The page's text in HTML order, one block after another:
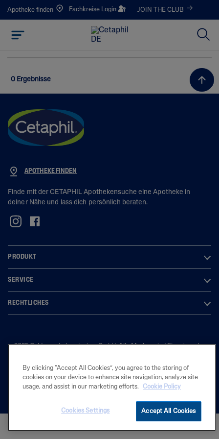
Apotheke finden Fachkreise Login JOIN THE CLUB
0 Ergebnisse
APOTHEKE FINDEN
Finde mit der CETAPHIL Apothekensuche eine Apotheke in
deiner Nähe und lass dich persönlich beraten.
PRODUKT
SERVICE
RECHTLICHES
2025 Galderma Laboratorium GmbH. Alle Marken sind Eigentum der
bestimmt.
By clicking “Accept All Cookies”, you agree to the storing of
cookies on your device to enhance site navigation, analyze site
usage, and assist in our marketing efforts.
Cookie Policy
Cookies Settings Accept All Cookies